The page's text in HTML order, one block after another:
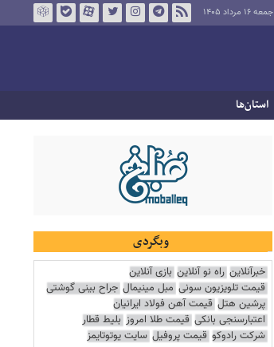
جمعه ۱۶ مرداد ۱۴۰۵
استان‌ها
وبگردی
خبرآنلاین راه نو آنلاین بازی آنلاین
قیمت تلویزیون سونی مبل مینیمال جراح بینی گوشتی
پرشین هتل قیمت آهن فولاد ایرانیان
اعتبارسنجی بانکی قیمت طلا امروز بلیط قطار
شرکت رادوکو قیمت پروفیل سایت یوتوتایمز